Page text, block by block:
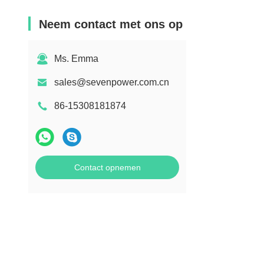
Neem contact met ons op
Ms. Emma
sales@sevenpower.com.cn
86-15308181874
Contact opnemen